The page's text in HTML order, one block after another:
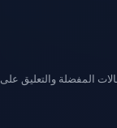
المفضلة والتعليق على